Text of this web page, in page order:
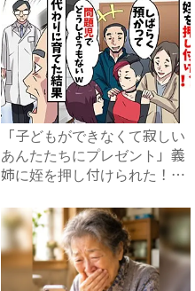
「子どもができなくて寂しい
あんたたちにプレゼント」義
姉に姪を押し付けられた！？